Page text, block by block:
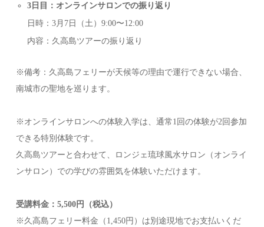
3日目：オンラインサロンでの振り返り
日時：3月7日（土）9:00〜12:00
内容：久高島ツアーの振り返り
※備考：久高島フェリーが天候等の理由で運行できない場合、
南城市の聖地を巡ります。
※オンラインサロンへの体験入学は、通常1回の体験が2回参加
できる特別体験です。
久高島ツアーと合わせて、ロンジェ琉球風水サロン（オンライ
ンサロン）での学びの雰囲気を体験いただけます。
受講料金：5,500円（税込）
※久高島フェリー料金（1,450円）は別途現地でお支払いくだ